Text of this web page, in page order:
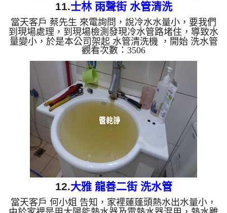
11.士林 雨聲街 水管清洗
當天客戶 蔡先生 來電詢問，說冷水水量小，要我們
到現場處理，到現場檢測發現冷水管路堵住，導致水
量變小，於是本公司架起 水管清洗機 ，開始 洗水管
， 管路一下就打通正常出水了，但管路一直噴出有
顏色的水，如下圖， 水管清洗 約兩個多小時，水管
管路出水就正常了。 清洗水管,水管清洗, 洗水管, 熱
水管堵塞, 熱水忽冷忽熱 ...
觀看次數：3506
12.大雅 龍善二街 洗水管
當天客戶 何小姐 告知，家裡蓮蓬頭熱水出水量小，